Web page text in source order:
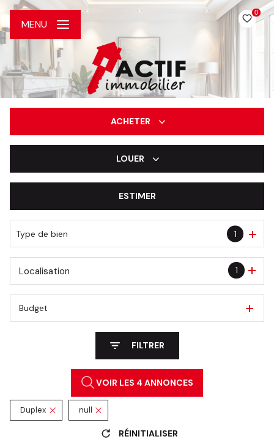
0
MENU
ACHETER
De l'immo pro
LOUER
De l'immo pro
ESTIMER
Type de bien 1
1
Localisation
Budget
FILTRER
VOIR LES 4 ANNONCES
Duplex null
RÉINITIALISER